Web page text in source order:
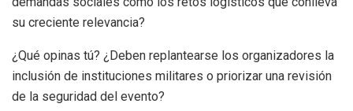
su creciente relevancia?
¿Qué opinas tú? ¿Deben replantearse los organizadores la
inclusión de instituciones militares o priorizar una revisión
de la seguridad del evento?